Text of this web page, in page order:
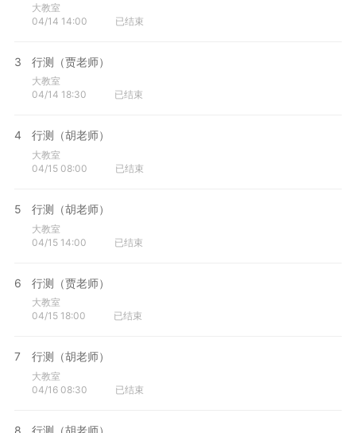
大教室
04/14 14:00
已结束
3 行测（贾老师）
大教室
04/14 18:30
已结束
4 行测（胡老师）
大教室
04/15 08:00
已结束
5 行测（胡老师）
大教室
04/15 14:00
已结束
6 行测（贾老师）
大教室
04/15 18:00
已结束
7 行测（胡老师）
大教室
04/16 08:30
已结束
8 行测（胡老师）